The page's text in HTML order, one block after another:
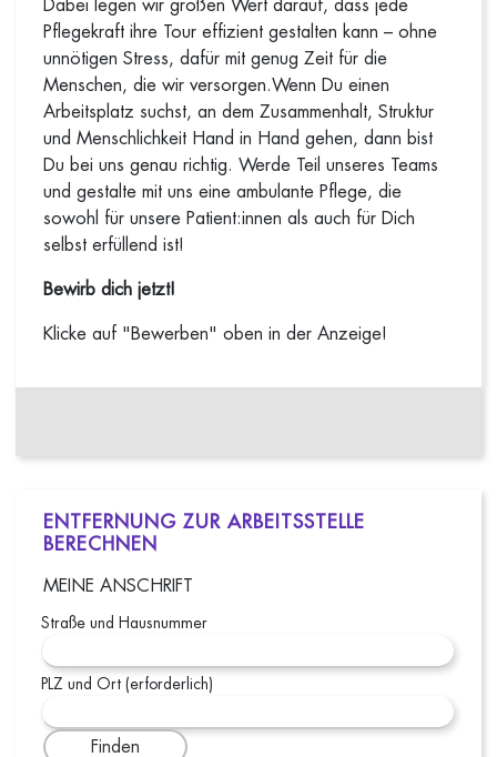
Dabei legen wir großen Wert darauf, dass jede
Pflegekraft ihre Tour effizient gestalten kann – ohne
unnötigen Stress, dafür mit genug Zeit für die
Menschen, die wir versorgen.Wenn Du einen
Arbeitsplatz suchst, an dem Zusammenhalt, Struktur
und Menschlichkeit Hand in Hand gehen, dann bist
Du bei uns genau richtig. Werde Teil unseres Teams
und gestalte mit uns eine ambulante Pflege, die
sowohl für unsere Patient:innen als auch für Dich
selbst erfüllend ist!
Bewirb dich jetzt!
Klicke auf "Bewerben" oben in der Anzeige!
ENTFERNUNG ZUR ARBEITSSTELLE
BERECHNEN
MEINE ANSCHRIFT
Straße und Hausnummer
PLZ und Ort (erforderlich)
Finden